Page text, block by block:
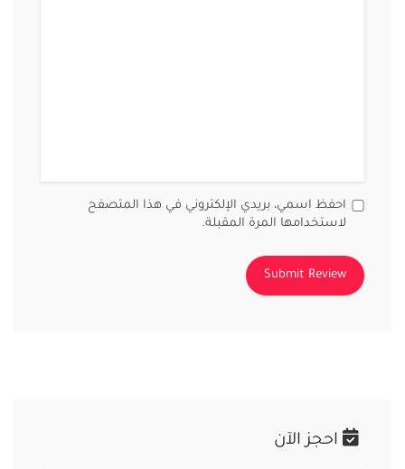
احفظ اسمي، بريدي الإلكتروني في هذا المتصفح
لاستخدامها المرة المقبلة.
احجز الآن